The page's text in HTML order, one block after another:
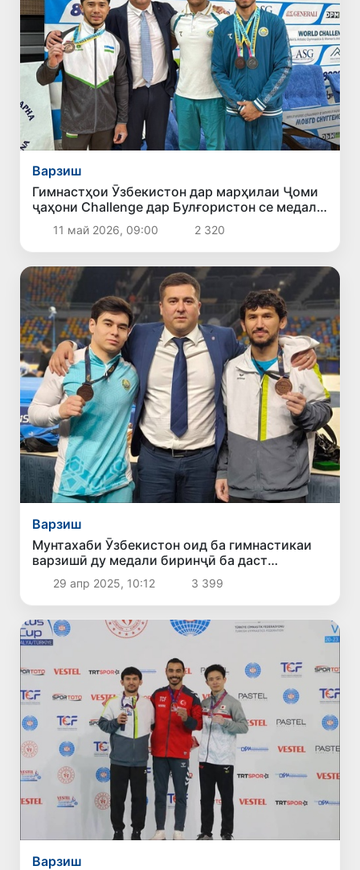
Варзиш
Гимнастҳои Ӯзбекистон дар марҳилаи Ҷоми
ҷаҳони Challenge дар Булғористон се медал
гирифтанд
11 май 2026, 09:00 2 320
Варзиш
Мунтахаби Ӯзбекистон оид ба гимнастикаи
варзишӣ ду медали биринҷӣ ба даст
оварданд
29 апр 2025, 10:12 3 399
Варзиш